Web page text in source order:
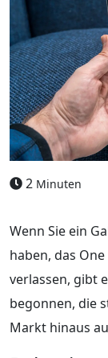
2 Minuten
Wenn Sie ein
haben, das
verlassen, gibt
begonnen, die
Markt hinaus